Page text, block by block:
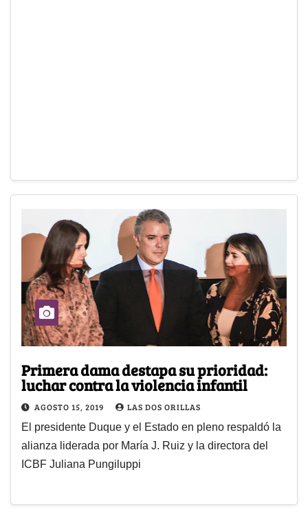
Primera dama destapa su prioridad:
luchar contra la violencia infantil
AGOSTO 15, 2019 LAS DOS ORILLAS
El presidente Duque y el Estado en pleno respaldó la
alianza liderada por María J. Ruiz y la directora del
ICBF Juliana Pungiluppi